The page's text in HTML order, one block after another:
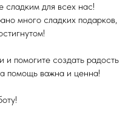
сладким для всех нас!
много сладких подарков,
помогите создать радость
помощь важна и ценна!